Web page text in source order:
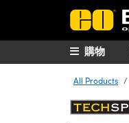
購物
All Products